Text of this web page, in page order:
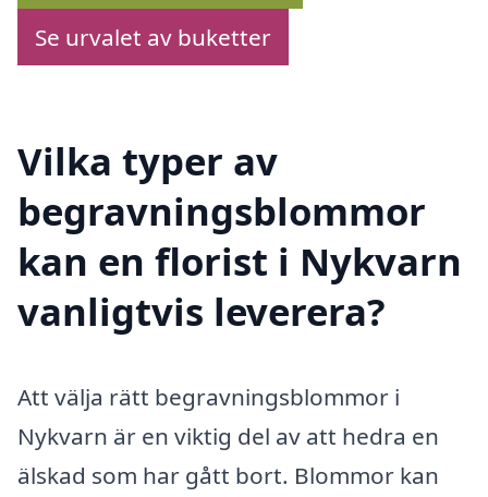
Se urvalet av buketter
Vilka typer av
begravningsblommor
kan en florist i Nykvarn
vanligtvis leverera?
Att välja rätt begravningsblommor i
Nykvarn är en viktig del av att hedra en
älskad som har gått bort. Blommor kan